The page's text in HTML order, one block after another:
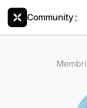
Community
Membri